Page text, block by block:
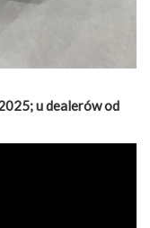
u dealerów od